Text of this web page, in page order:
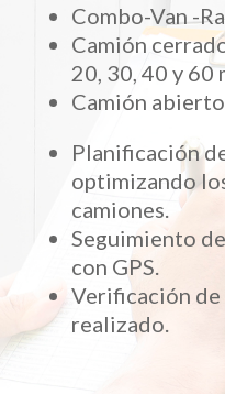
Combo-Van -
Camión
20, 30, 40 y 60
Camión
Planificación
optimizando
camiones.
Seguimiento de
con GPS.
Verificación de
realizado.